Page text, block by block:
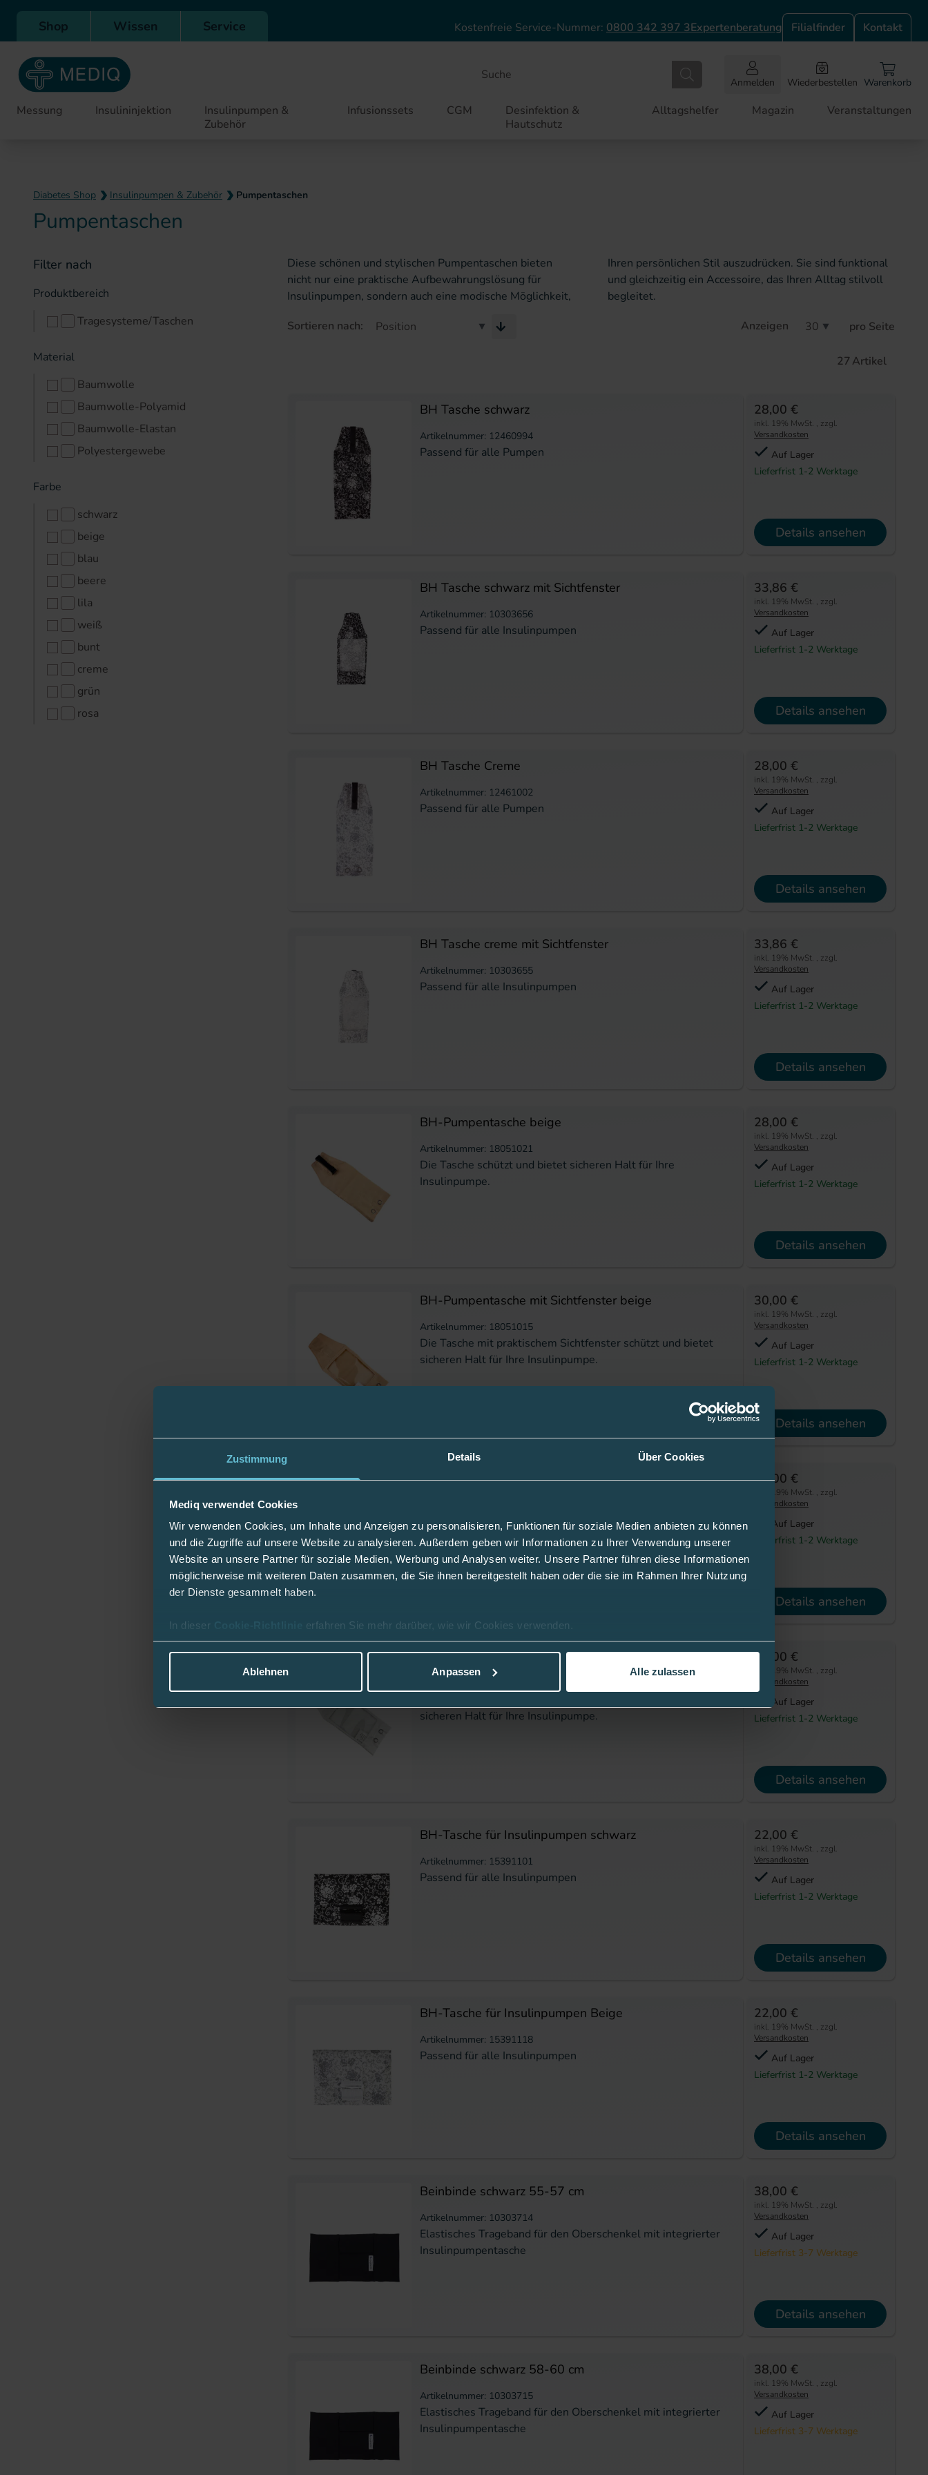
Zustimmung Details Über Cookies
Mediq verwendet Cookies
Wir verwenden Cookies, um Inhalte und Anzeigen zu personalisieren, Funktionen für soziale Medien anbieten zu können
und die Zugriffe auf unsere Website zu analysieren. Außerdem geben wir Informationen zu Ihrer Verwendung unserer
Website an unsere Partner für soziale Medien, Werbung und Analysen weiter. Unsere Partner führen diese Informationen
möglicherweise mit weiteren Daten zusammen, die Sie ihnen bereitgestellt haben oder die sie im Rahmen Ihrer Nutzung
der Dienste gesammelt haben.
In dieser erfahren Sie mehr darüber, wie wir Cookies verwenden.
Ablehnen Anpassen Alle zulassen
Direkt zur Hauptnavigation
Shop Wissen Service Kostenfreie Service-Nummer: 0800 342 397 3Expertenberatung Filialfinder Kontakt
Suche
Anmelden Wiederbestellen Warenkorb
Messung Insulininjektion
Insulinpumpen &
Zubehör
Infusionssets CGM
Desinfektion &
Hautschutz
Alltagshelfer Magazin Veranstaltungen
Diabetes Shop Insulinpumpen & Zubehör Pumpentaschen
Pumpentaschen
Diese schönen und stylischen Pumpentaschen bieten
nicht nur eine praktische Aufbewahrungslösung für
Insulinpumpen, sondern auch eine modische Möglichkeit,
Ihren persönlichen Stil auszudrücken. Sie sind funktional
und gleichzeitig ein Accessoire, das Ihren Alltag stilvoll
begleitet.
Sortieren nach:
Anzeigen pro Seite
27Artikel
BH Tasche schwarz
Artikelnummer: 12460994
Passend für alle Pumpen
28,00 €
inkl. 19% MwSt. , zzgl.
Versandkosten
Auf Lager
Lieferfrist 1-2 Werktage
Details ansehen
BH Tasche schwarz mit Sichtfenster
Artikelnummer: 10303656
Passend für alle Insulinpumpen
33,86 €
inkl. 19% MwSt. , zzgl.
Versandkosten
Auf Lager
Lieferfrist 1-2 Werktage
Details ansehen
BH Tasche Creme
Artikelnummer: 12461002
Passend für alle Pumpen
28,00 €
inkl. 19% MwSt. , zzgl.
Versandkosten
Auf Lager
Lieferfrist 1-2 Werktage
Details ansehen
BH Tasche creme mit Sichtfenster
Artikelnummer: 10303655
Passend für alle Insulinpumpen
33,86 €
inkl. 19% MwSt. , zzgl.
Versandkosten
Auf Lager
Lieferfrist 1-2 Werktage
Details ansehen
BH-Pumpentasche beige
Artikelnummer: 18051021
Die Tasche schützt und bietet sicheren Halt für Ihre
Insulinpumpe.
28,00 €
inkl. 19% MwSt. , zzgl.
Versandkosten
Auf Lager
Lieferfrist 1-2 Werktage
Details ansehen
BH-Pumpentasche mit Sichtfenster beige
Artikelnummer: 18051015
Die Tasche mit praktischem Sichtfenster schützt und bietet
sicheren Halt für Ihre Insulinpumpe.
30,00 €
inkl. 19% MwSt. , zzgl.
Versandkosten
Auf Lager
Lieferfrist 1-2 Werktage
Details ansehen
BH-Pumpentasche weiß
Die Tasche schützt und bietet sicheren Halt für Ihre
Insulinpumpe.
28,00 €
inkl. 19% MwSt. , zzgl.
Versandkosten
Auf Lager
Lieferfrist 1-2 Werktage
Details ansehen
BH-Pumpentasche mit Sichtfenster weiß
sicheren Halt für Ihre Insulinpumpe.
30,00 €
inkl. 19% MwSt. , zzgl.
Versandkosten
Auf Lager
Lieferfrist 1-2 Werktage
Details ansehen
BH-Tasche für Insulinpumpen schwarz
Artikelnummer: 15391101
Passend für alle Insulinpumpen
22,00 €
inkl. 19% MwSt. , zzgl.
Versandkosten
Auf Lager
Lieferfrist 1-2 Werktage
Details ansehen
BH-Tasche für Insulinpumpen Beige
Artikelnummer: 15391118
Passend für alle Insulinpumpen
22,00 €
inkl. 19% MwSt. , zzgl.
Versandkosten
Auf Lager
Lieferfrist 1-2 Werktage
Details ansehen
Beinbinde schwarz 55-57 cm
Artikelnummer: 10303714
Elastisches Trageband für den Oberschenkel mit integrierter
Insulinpumpentasche
38,00 €
inkl. 19% MwSt. , zzgl.
Versandkosten
Auf Lager
Lieferfrist 3-7 Werktage
Details ansehen
Beinbinde schwarz 58-60 cm
Artikelnummer: 10303715
Elastisches Trageband für den Oberschenkel mit integrierter
Insulinpumpentasche
38,00 €
inkl. 19% MwSt. , zzgl.
Versandkosten
Auf Lager
Lieferfrist 3-7 Werktage
Filter nach
Produktbereich
Tragesysteme/Taschen
Material
Baumwolle
Baumwolle-Polyamid
Baumwolle-Elastan
Polyestergewebe
Farbe
schwarz
beige
blau
beere
lila
weiß
bunt
creme
grün
rosa